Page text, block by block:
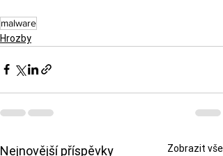
malware
Hrozby
Nejnovější příspěvky Zobrazit vše